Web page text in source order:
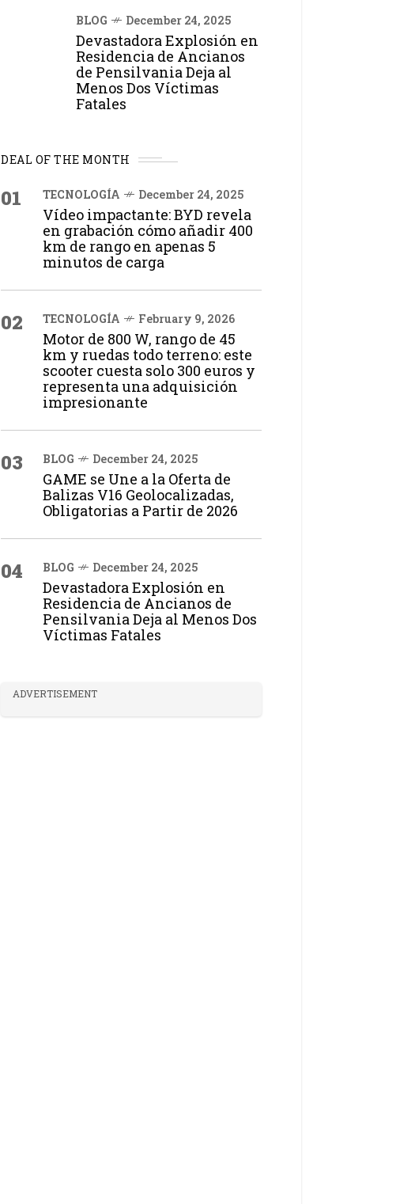
BLOG December 24, 2025
Devastadora Explosión en
Residencia de Ancianos
de Pensilvania Deja al
Menos Dos Víctimas
Fatales
DEAL OF THE MONTH
01 TECNOLOGÍA December 24, 2025
Vídeo impactante: BYD revela
en grabación cómo añadir 400
km de rango en apenas 5
minutos de carga
02 TECNOLOGÍA February 9, 2026
Motor de 800 W, rango de 45
km y ruedas todo terreno: este
scooter cuesta solo 300 euros y
representa una adquisición
impresionante
03 BLOG December 24, 2025
GAME se Une a la Oferta de
Balizas V16 Geolocalizadas,
Obligatorias a Partir de 2026
04 BLOG December 24, 2025
Devastadora Explosión en
Residencia de Ancianos de
Pensilvania Deja al Menos Dos
Víctimas Fatales
ADVERTISEMENT